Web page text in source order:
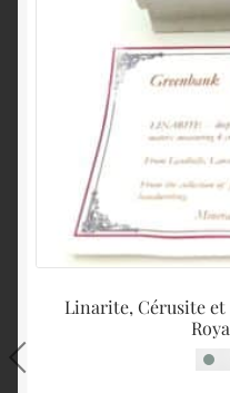
Linarite, Cérusite et